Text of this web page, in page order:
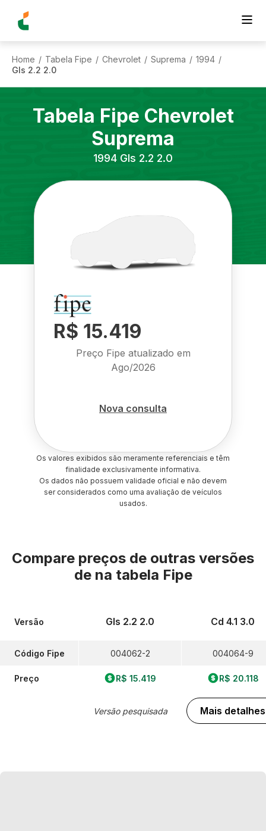
Home / Tabela Fipe / Chevrolet / Suprema / 1994 /
Gls 2.2 2.0
Tabela Fipe Chevrolet
Suprema
1994 Gls 2.2 2.0
R$ 15.419
Preço Fipe atualizado em
Ago/2026
Nova consulta
Os valores exibidos são meramente referenciais e têm
finalidade exclusivamente informativa.
Os dados não possuem validade oficial e não devem
ser considerados como uma avaliação de veículos
usados.
Compare preços de outras versões
de na tabela Fipe
Versão
Código Fipe
Preço
Gls 2.2 2.0
004062-2
R$ 15.419
Versão pesquisada
Cd 4.1 3.0
004064-9
R$ 20.118
Mais detalhes